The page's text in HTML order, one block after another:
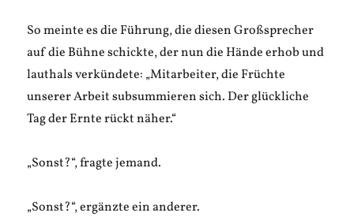
So meinte es die Führung, die diesen Großsprecher
auf die Bühne schickte, der nun die Hände erhob und
lauthals verkündete: „Mitarbeiter, die Früchte
unserer Arbeit subsummieren sich. Der glückliche
Tag der Ernte rückt näher.“
„Sonst?“, fragte jemand.
„Sonst?“, ergänzte ein anderer.